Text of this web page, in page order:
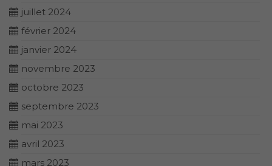
juillet 2024
février 2024
janvier 2024
novembre 2023
octobre 2023
septembre 2023
mai 2023
avril 2023
mars 2023